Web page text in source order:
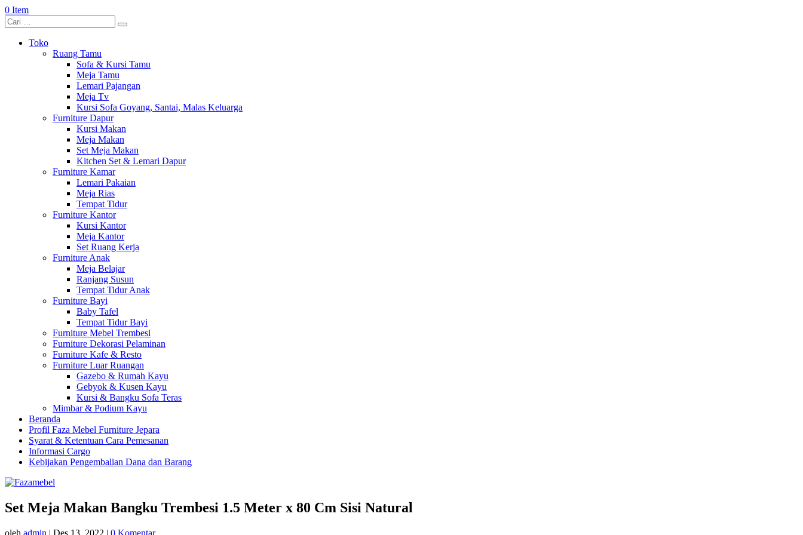
0 Item
Toko
Ruang Tamu
Sofa & Kursi Tamu
Meja Tamu
Lemari Pajangan
Meja Tv
Kursi Sofa Goyang, Santai, Malas Keluarga
Furniture Dapur
Kursi Makan
Meja Makan
Set Meja Makan
Kitchen Set & Lemari Dapur
Furniture Kamar
Lemari Pakaian
Meja Rias
Tempat Tidur
Furniture Kantor
Kursi Kantor
Meja Kantor
Set Ruang Kerja
Furniture Anak
Meja Belajar
Ranjang Susun
Tempat Tidur Anak
Furniture Bayi
Baby Tafel
Tempat Tidur Bayi
Furniture Mebel Trembesi
Furniture Dekorasi Pelaminan
Furniture Kafe & Resto
Furniture Luar Ruangan
Gazebo & Rumah Kayu
Gebyok & Kusen Kayu
Kursi & Bangku Sofa Teras
Mimbar & Podium Kayu
Beranda
Profil Faza Mebel Furniture Jepara
Syarat & Ketentuan Cara Pemesanan
Informasi Cargo
Kebijakan Pengembalian Dana dan Barang
Set Meja Makan Bangku Trembesi 1.5 Meter x 80 Cm Sisi Natural
oleh admin | Des 13, 2022 | 0 Komentar